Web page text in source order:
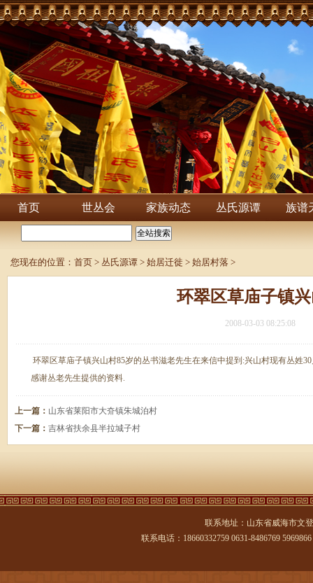
首页 世丛会 家族动态 丛氏源谭 族谱
您现在的位置： 首页 > 丛氏源谭 > 始居迁徙 > 始居村落 >
环翠区草庙子镇
2008-03-03 08:25:08
环翠区草庙子镇兴山村85岁的丛书滋老先生在来信中提到:兴山村现有丛姓
感谢丛老先生提供的资料.
上一篇： 山东省莱阳市大夼镇朱城泊村
下一篇： 吉林省扶余县半拉城子村
联系地址：山东省威海市文
联系电话：18660332759 0631-8486769